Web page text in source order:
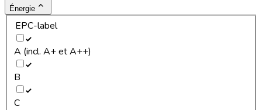
Énergie
EPC-label
A (incl. A+ et A++)
B
C